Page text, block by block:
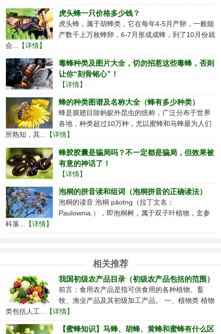
虎头蜂一只价格多少钱？
虎头蜂，属于胡蜂类，它在每年4-5月产卵，一般能
产数千上万枚蜂卵，6-7月形成成蜂，到了10月份就
会...
【详情】
毒蜂种类及图片大全，切勿招惹这些毒蜂，否则
让你“刻骨铭心”！
【详情】
蜂的种类图谱及名称大全（蜂有多少种类）
蜂是膜翅目除蚂蚁外昆虫的统称，广泛分布于世界
各地，种类超过10万种，尤以蜜蜂和马蜂最为人们
所熟知，其... 【详情】
蜂胶胶囊是骗局吗？不一定都是骗局，但效果被
有意的神话了！
【详情】
泡桐的拼音读和组词（泡桐拼音的正确读法）
泡桐的读音 泡桐 pāotng（拉丁文名：
Paulownia.），即泡桐树，属于双子叶植物，玄参
科落...
【详情】
相关推荐
我国初级农产品目录（初级农产品包括的范围）
前言：食用农产品是指可供食用的各种植物、畜
牧、渔业产品及其初级加工产品。 一、植物类 植物
类包括人工...
【详情】
【蜜蜂知识】马蜂、胡蜂、黄蜂和蜜蜂有什么区